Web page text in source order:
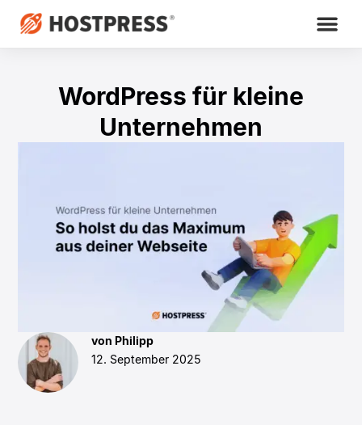
WordPress für kleine
Unternehmen
von Philipp
12. September 2025